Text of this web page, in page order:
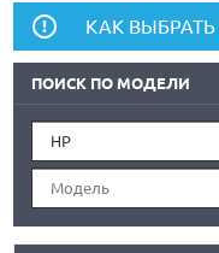
КАК ВЫБРАТЬ
ПОИСК ПО МОДЕЛИ
HP
Модель